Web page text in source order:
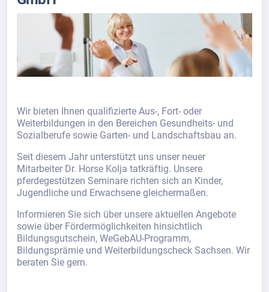
Wir bieten Ihnen qualifizierte Aus-, Fort- oder
Weiterbildungen in den Bereichen Gesundheits- und
Sozialberufe sowie Garten- und Landschaftsbau an.
Seit diesem Jahr unterstützt uns unser neuer
Mitarbeiter Dr. Horse Kolja tatkräftig. Unsere
pferdegestützen Seminare richten sich an Kinder,
Jugendliche und Erwachsene gleichermaßen.
Informieren Sie sich über unsere aktuellen Angebote
sowie über Fördermöglichkeiten hinsichtlich
Bildungsgutschein, WeGebAU-Programm,
Bildungsprämie und Weiterbildungscheck Sachsen. Wir
beraten Sie gern.